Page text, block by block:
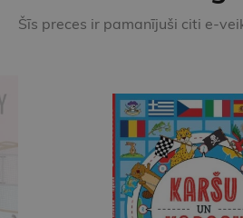
Šīs preces ir pamanījuši citi e-